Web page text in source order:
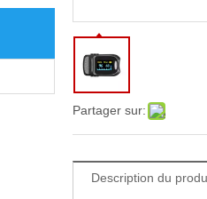
Partager sur:
Description du